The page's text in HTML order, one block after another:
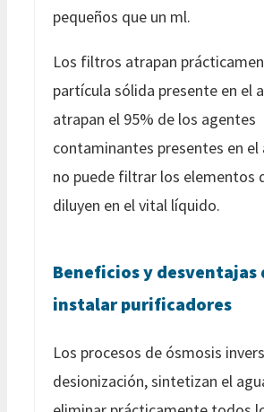
pequeños que un ml.
Los filtros atrapan
partícula sólida presente en el
atrapan el 95% de los agentes
contaminantes presentes en el
no puede filtrar los elementos
diluyen en el vital líquido.
Beneficios y desventajas
instalar purificadores
Los procesos de ósmosis
desionización, sintetizan el